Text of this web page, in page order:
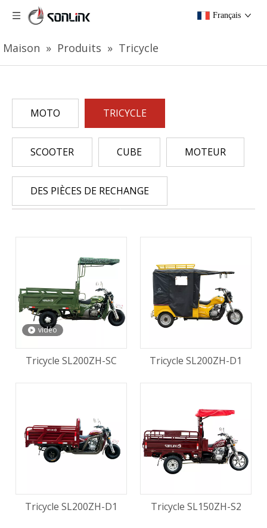
Français
Maison » Produits » Tricycle
MOTO TRICYCLE
SCOOTER CUBE MOTEUR
DES PIÈCES DE RECHANGE
vidéo
Tricycle SL200ZH-SC Tricycle SL200ZH-D1
Tricycle SL200ZH-D1 Tricycle SL150ZH-S2